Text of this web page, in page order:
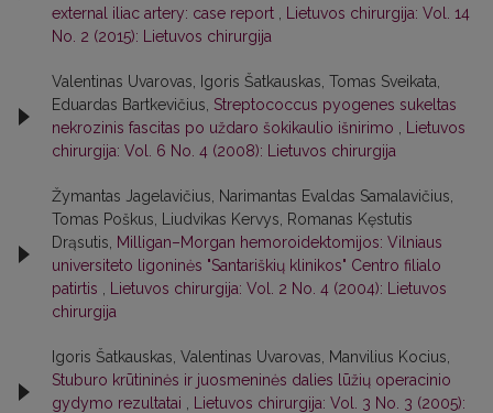
external iliac artery: case report
Lietuvos chirurgija: Vol. 14
No. 2 (2015): Lietuvos chirurgija
Valentinas Uvarovas, Igoris Šatkauskas, Tomas Sveikata,
Eduardas Bartkevičius, Streptococcus pyogenes sukeltas
nekrozinis fascitas po uždaro šokikaulio išnirimo
Lietuvos
chirurgija: Vol. 6 No. 4 (2008): Lietuvos chirurgija
Žymantas Jagelavičius, Narimantas Evaldas Samalavičius,
Tomas Poškus, Liudvikas Kervys, Romanas Kęstutis
Drąsutis,
Milligan–Morgan hemoroidektomijos: Vilniaus
universiteto ligoninės "Santariškių klinikos" Centro filialo
patirtis
Lietuvos chirurgija: Vol. 2 No. 4 (2004): Lietuvos
chirurgija
Igoris Šatkauskas, Valentinas Uvarovas, Manvilius Kocius,
Stuburo krūtininės ir juosmeninės dalies lūžių operacinio
gydymo rezultatai
Lietuvos chirurgija: Vol. 3 No. 3 (2005):